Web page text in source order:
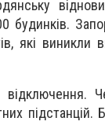
які виникли